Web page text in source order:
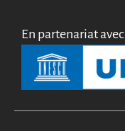
En partenariat avec